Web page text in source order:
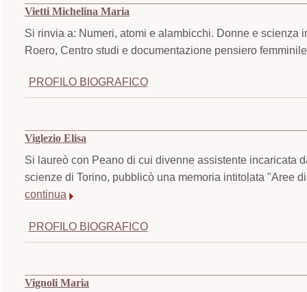
Vietti Michelina Maria
Si rinvia a: Numeri, atomi e alambicchi. Donne e scienza
Roero, Centro studi e documentazione pensiero
PROFILO BIOGRAFICO
Viglezio Elisa
Si laureò con Peano di cui divenne assistente incaricata
scienze di Torino, pubblicò una memoria intitolata "Aree
continua
PROFILO BIOGRAFICO
Vignoli Maria